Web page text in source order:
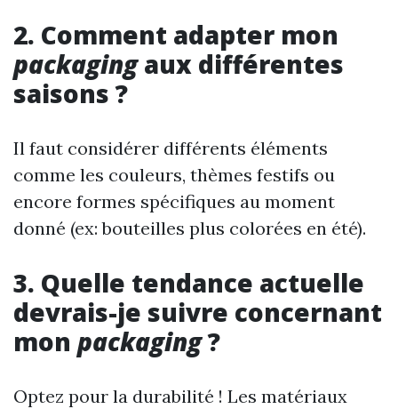
2. Comment adapter mon
packagingaux différentes
saisons ?
Il faut considérer différents éléments
comme les couleurs, thèmes festifs ou
encore formes spécifiques au moment
donné (ex: bouteilles plus colorées en été).
3. Quelle tendance actuelle
devrais-je suivre concernant
mon packaging?
Optez pour la durabilité ! Les matériaux